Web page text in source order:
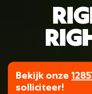
Bekijk onze
solliciteer!